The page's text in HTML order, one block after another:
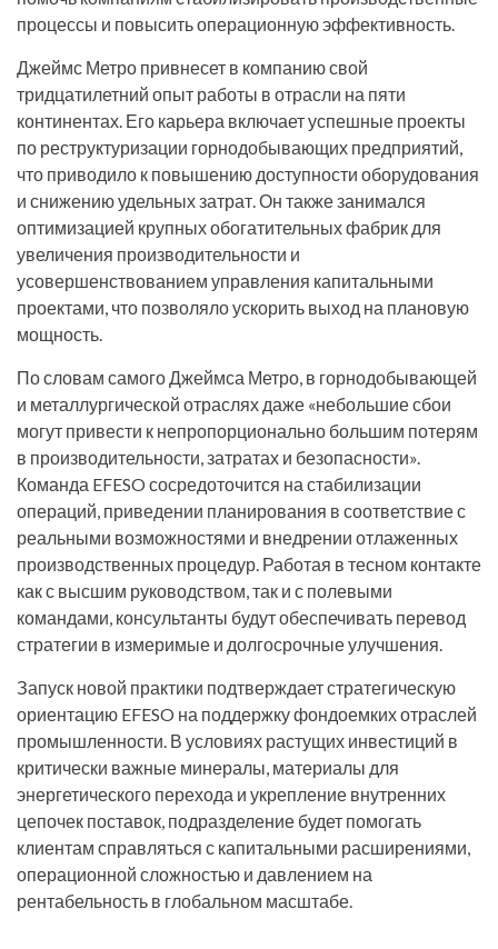
процессы и повысить операционную эффективность.
Джеймс Метро привнесет в компанию свой
тридцатилетний опыт работы в отрасли на пяти
континентах. Его карьера включает успешные проекты
по реструктуризации горнодобывающих предприятий,
что приводило к повышению доступности оборудования
и снижению удельных затрат. Он также занимался
оптимизацией крупных обогатительных фабрик для
увеличения производительности и
усовершенствованием управления капитальными
проектами, что позволяло ускорить выход на плановую
мощность.
По словам самого Джеймса Метро, в горнодобывающей
и металлургической отраслях даже «небольшие сбои
могут привести к непропорционально большим потерям
в производительности, затратах и безопасности».
Команда EFESO сосредоточится на стабилизации
операций, приведении планирования в соответствие с
реальными возможностями и внедрении отлаженных
производственных процедур. Работая в тесном контакте
как с высшим руководством, так и с полевыми
командами, консультанты будут обеспечивать перевод
стратегии в измеримые и долгосрочные улучшения.
Запуск новой практики подтверждает стратегическую
ориентацию EFESO на поддержку фондоемких отраслей
промышленности. В условиях растущих инвестиций в
критически важные минералы, материалы для
энергетического перехода и укрепление внутренних
цепочек поставок, подразделение будет помогать
клиентам справляться с капитальными расширениями,
операционной сложностью и давлением на
рентабельность в глобальном масштабе.